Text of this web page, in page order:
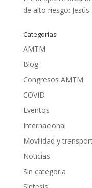
de alto riesgo: Jesús
Categorías
AMTM
Blog
Congresos AMTM
COVID
Eventos
Internacional
Movilidad y
Noticias
Sin categoría